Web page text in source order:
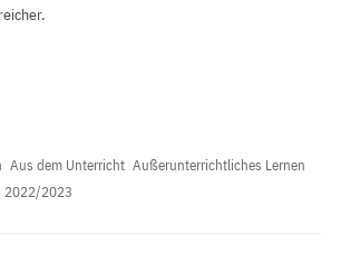
Aus dem Unterricht Außerunterrichtliches Lernen
2022/2023